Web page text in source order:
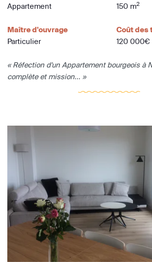
Appartement
150 m2
Maître d'ouvrage
Particulier
Coût des
120 000€
« Réfection d'un Appartement bourgeois à
complète et mission... »